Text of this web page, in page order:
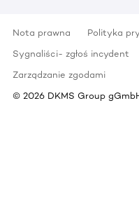
Nota prawna Polityka
Sygnaliści- zgłoś incydent
Zarządzanie zgodami
© 2026 DKMS Group